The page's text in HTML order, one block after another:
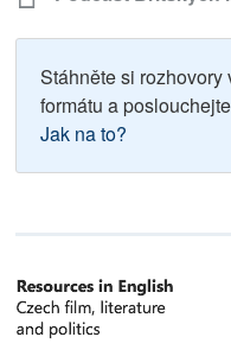
Stáhněte si rozhovory
formátu a
Jak na to?